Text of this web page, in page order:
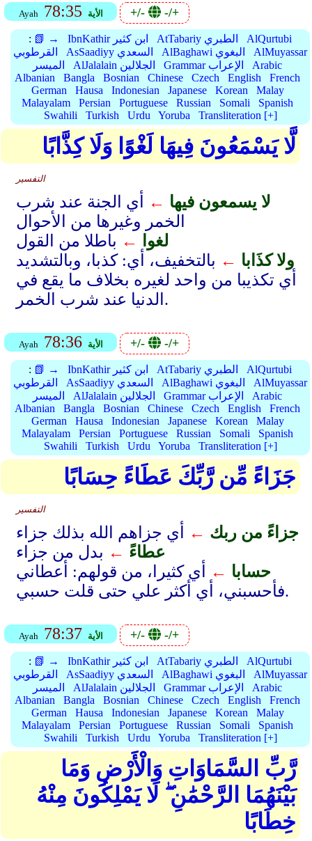
Ayah 78:35 الأية +/- -/+
: 📗 → IbnKathir ابن كثير AtTabariy الطبري
AlQurtubi
القرطوبي
AsSaadiyy السعدي AlBaghawi البغوي
AlMuyassar
الميسر
AlJalalain الجلالين Grammar الإعراب
Arabic
Albanian
Bangla Bosnian Chinese Czech English
French
German
Hausa Indonesian Japanese Korean
Malay
Malayalam
Persian Portuguese Russian Somali
Spanish
Swahili
Turkish Urdu Yoruba Transliteration [+]
لَّا يَسْمَعُونَ فِيهَا لَغْوًا وَلَا كِذَّابًا
التفسير
لا يسمعون فيها ←
أي الجنة عند شرب
الخمر وغيرها من الأحوال
لغوا
← باطلا من القول
ولا كذَابا ← بالتخفيف، أي: كذبا، وبالتشديد
أي تكذيبا من واحد لغيره بخلاف ما يقع في
الدنيا عند شرب الخمر.
Ayah 78:36 الأية +/- -/+
: 📗 → IbnKathir ابن كثير AtTabariy الطبري
AlQurtubi
القرطوبي
AsSaadiyy السعدي AlBaghawi البغوي
AlMuyassar
الميسر
AlJalalain الجلالين Grammar الإعراب
Arabic
Albanian
Bangla Bosnian Chinese Czech English
French
German
Hausa Indonesian Japanese Korean
Malay
Malayalam
Persian Portuguese Russian Somali
Spanish
Swahili
Turkish Urdu Yoruba Transliteration [+]
جَزَاءً مِّن رَّبِّكَ عَطَاءً حِسَابًا
التفسير
جزاءً من ربك ←
أي جزاهم الله بذلك جزاء
عطاءً ← بدل من جزاء
حسابا ←
أي كثيرا، من قولهم: أعطاني
فأحسبني، أي أكثر علي حتى قلت حسبي.
Ayah 78:37 الأية +/- -/+
: 📗 → IbnKathir ابن كثير AtTabariy الطبري
AlQurtubi
القرطوبي
AsSaadiyy السعدي AlBaghawi البغوي
AlMuyassar
الميسر
AlJalalain الجلالين Grammar الإعراب
Arabic
Albanian
Bangla Bosnian Chinese Czech English
French
German
Hausa Indonesian Japanese Korean
Malay
Malayalam
Persian Portuguese Russian Somali
Spanish
Swahili
Turkish Urdu Yoruba Transliteration [+]
رَّبِّ السَّمَاوَاتِ وَالْأَرْضِ وَمَا
بَيْنَهُمَا الرَّحْمَٰنِ ۖ لَا يَمْلِكُونَ مِنْهُ
خِطَابًا